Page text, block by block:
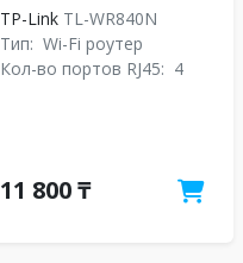
TP-Link TL-WR840N
Тип: Wi-Fi роутер
Кол-во портов RJ45: 4
11 800 ₸